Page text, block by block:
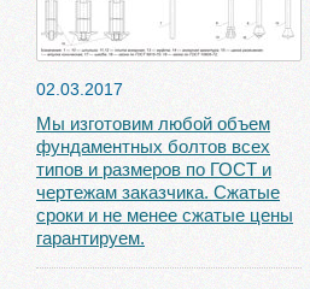
02.03.2017
Мы изготовим любой объем
фундаментных болтов всех
типов и размеров по ГОСТ и
чертежам заказчика. Сжатые
сроки и не менее сжатые цены
гарантируем.